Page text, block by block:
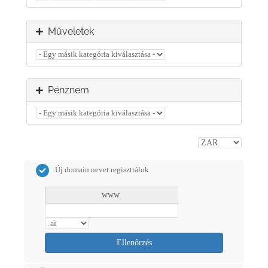
Műveletek
Pénznem
Új domain nevet regisztrálok
www.
Ellenőrzés